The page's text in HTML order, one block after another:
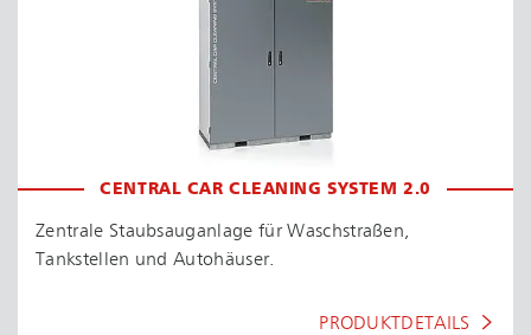
CENTRAL CAR CLEANING SYSTEM 2.0
Zentrale Staubsauganlage für Waschstraßen,
Tankstellen und Autohäuser.
PRODUKTDETAILS